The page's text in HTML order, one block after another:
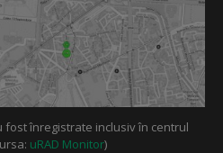
fost înregistrate inclusiv în centrul
uRAD Monitor)